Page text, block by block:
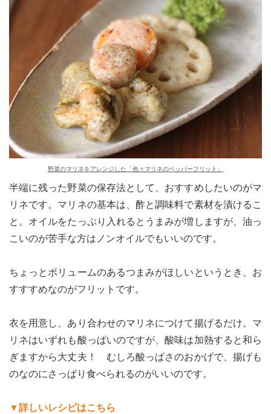
野菜のマリネをアレンジした「色々マリネのペッパーフリット」
半端に残った野菜の保存法として、おすすめしたいのがマ
リネです。マリネの基本は、酢と調味料で素材を漬けるこ
と。オイルをたっぷり入れるとうまみが増しますが、油っ
こいのが苦手な方はノンオイルでもいいのです。
ちょっとボリュームのあるつまみがほしいというとき、お
すすすめなのがフリットです。
衣を用意し、あり合わせのマリネにつけて揚げるだけ。マ
リネはいずれも酸っぱいのですが、酸味は加熱すると和ら
ぎますから大丈夫！ むしろ酸っぱさのおかげで、揚げも
のなのにさっぱり食べられるのがいいのです。
▼詳しいレシピはこちら